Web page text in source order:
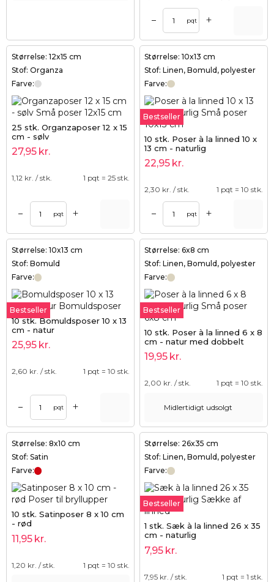
– pqt +
Størrelse: 12x15 cm
Stof: Organza
Farve:
25 stk. Organzaposer 12 x 15
cm - sølv
27,95 kr.
1,12 kr. / stk. 1 pqt = 25 stk.
– pqt +
Størrelse: 10x13 cm
Stof: Linen, Bomuld, polyester
Farve:
Bestseller
10 stk. Poser à la linned 10 x
13 cm - naturlig
22,95 kr.
2,30 kr. / stk. 1 pqt = 10 stk.
– pqt +
Størrelse: 10x13 cm
Stof: Bomuld
Farve:
Bestseller
10 stk. Bomuldsposer 10 x 13
cm - natur
25,95 kr.
2,60 kr. / stk. 1 pqt = 10 stk.
– pqt +
Størrelse: 6x8 cm
Stof: Linen, Bomuld, polyester
Farve:
Bestseller
10 stk. Poser à la linned 6 x 8
cm - natur med dobbelt
bomuldssnøre
19,95 kr.
2,00 kr. / stk. 1 pqt = 10 stk.
Midlertidigt udsolgt
Størrelse: 8x10 cm
Stof: Satin
Farve:
10 stk. Satinposer 8 x 10 cm
- rød
11,95 kr.
1,20 kr. / stk. 1 pqt = 10 stk.
Størrelse: 26x35 cm
Stof: Linen, Bomuld, polyester
Farve:
Bestseller
1 stk. Sæk à la linned 26 x 35
cm - naturlig
7,95 kr.
7,95 kr. / stk. 1 pqt = 1 stk.